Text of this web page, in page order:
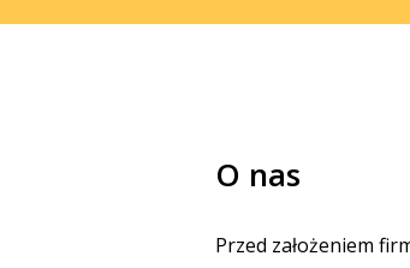
O nas
Przed założeniem